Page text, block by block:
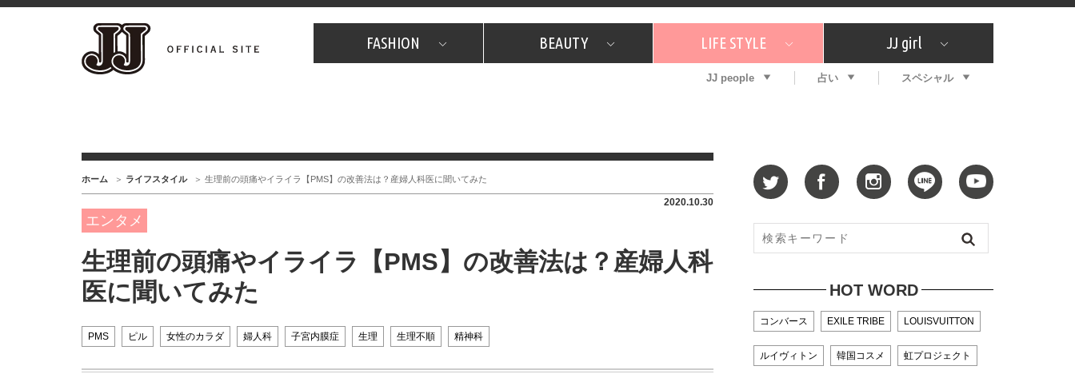
FASHION
JJスタッフの"それどこの"？ プチプラ プレゼント
BEAUTY
コスメ全部試してみた What's NEW？ 特集
LIFE STYLE
JJグルメガイド エンタメ プレゼント
恋愛
JJ girl
特集 おしゃラン！
JJ people 占い スペシャル
ホーム ライフスタイル 生理前の頭痛やイライラ【PMS】の改善法は？産婦人科医に聞いてみた
2020.10.30
エンタメ
生理前の頭痛やイライラ【PMS】の改善法は？産婦人科
医に聞いてみた
PMS ピル 女性のカラダ 婦人科 子宮内膜症 生理 生理不順 精神科
HOT WORD
コンバース EXILE TRIBE LOUISVUITTON
ルイヴィトン 韓国コスメ 虹プロジェクト